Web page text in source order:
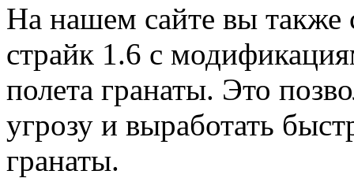
На нашем сайте вы также
страйк 1.6 с
полета гранаты. Это
угрозу и выработать
гранаты.